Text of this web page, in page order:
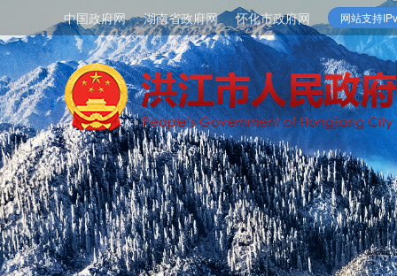
中国政府网 湖南省政府网 怀化市政府网 网站支持